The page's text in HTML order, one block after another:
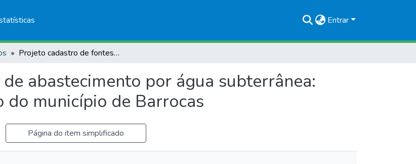
Entrar
Projeto cadastro de fontes de abastecimento por água subterrânea: estado - Bahia: diagnóstico do município de Barrocas
abastecimento por água subterrânea:
município de Barrocas
Página do item simplificado